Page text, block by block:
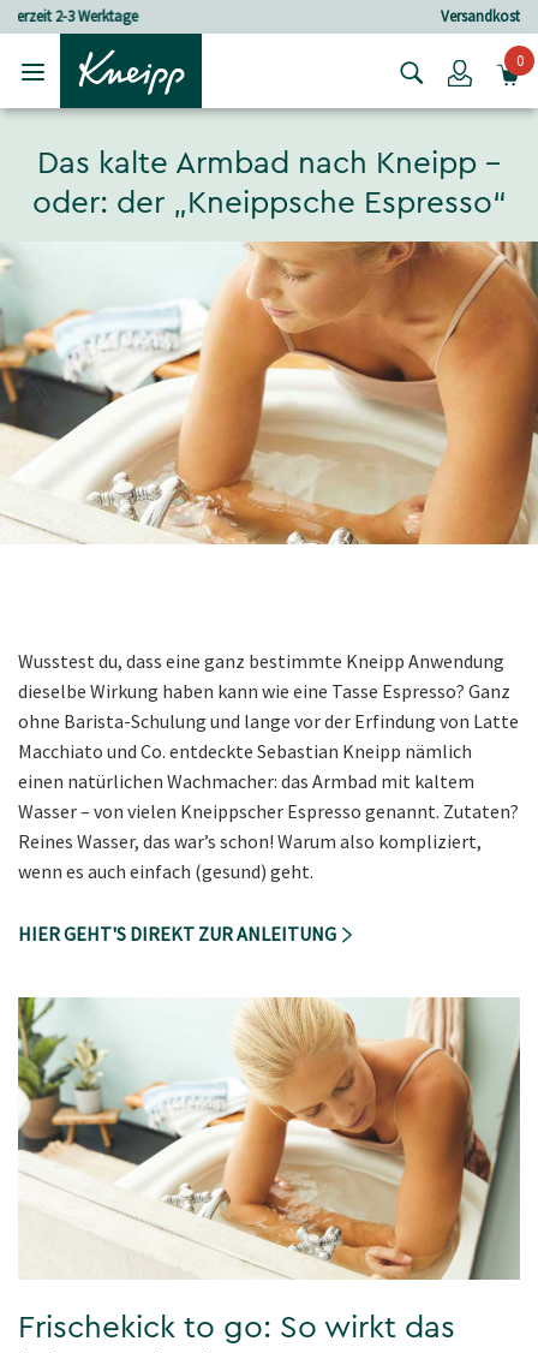
Skip to main content
Skip to footer content
Login0
Das kalte Armbad nach Kneipp –
oder: der „Kneippsche Espresso“
Wusstest du, dass eine ganz bestimmte Kneipp Anwendung
dieselbe Wirkung haben kann wie eine Tasse Espresso? Ganz
ohne Barista-Schulung und lange vor der Erfindung von Latte
Macchiato und Co. entdeckte Sebastian Kneipp nämlich
einen natürlichen Wachmacher: das Armbad mit kaltem
Wasser – von vielen Kneippscher Espresso genannt. Zutaten?
Reines Wasser, das war’s schon! Warum also kompliziert,
wenn es auch einfach (gesund) geht.
HIER GEHT'S DIREKT ZUR ANLEITUNG
Frischekick to go: So wirkt das